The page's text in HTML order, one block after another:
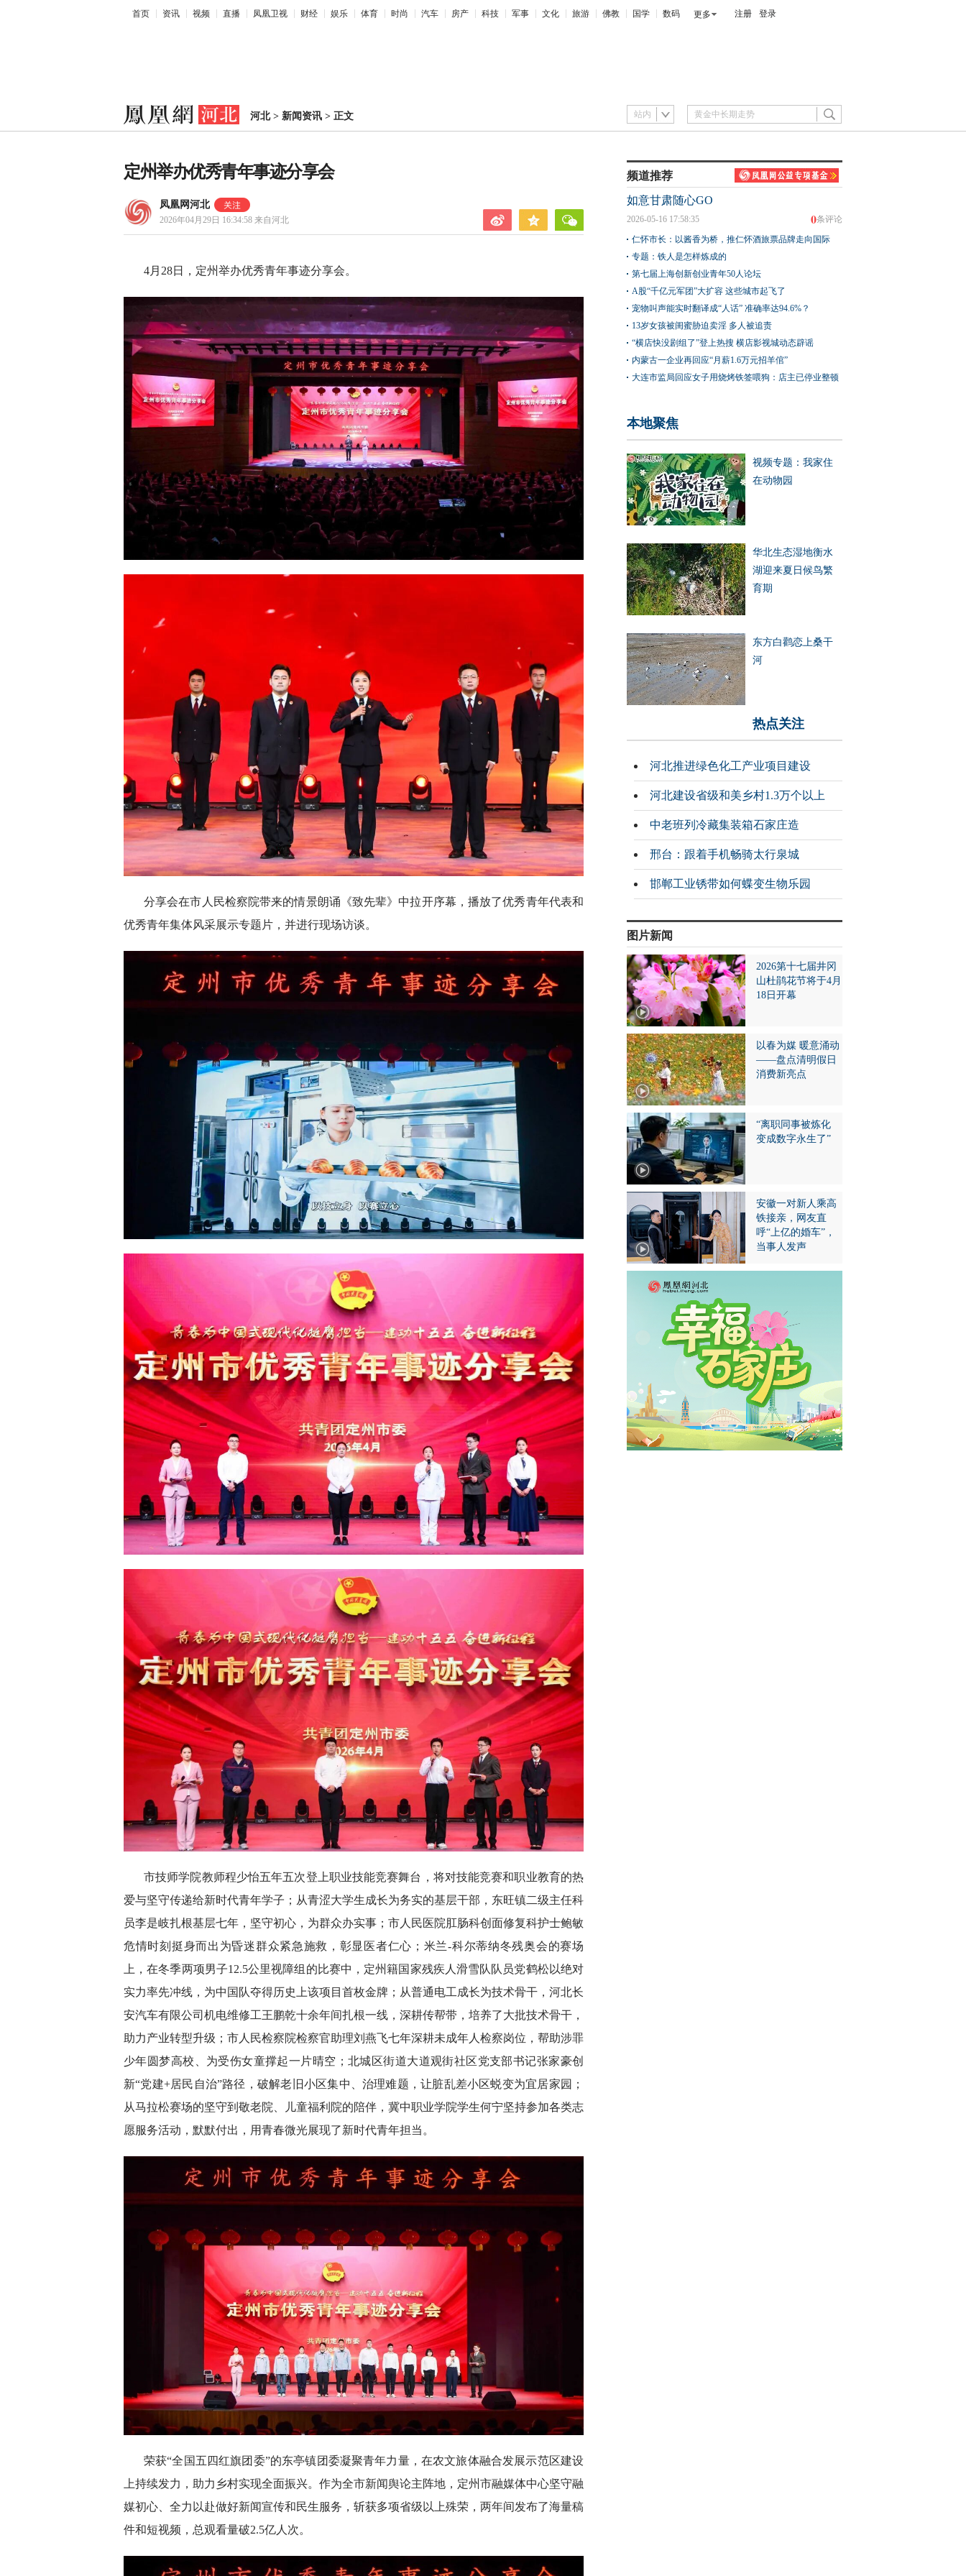
首页 资讯 视频 直播 凤凰卫视 财经 娱乐 体育 时尚 汽车 房产 科技 军事 文化 旅游 佛教 国学 数码 更多 注册 登录
河北> 新闻资讯 > 正文 站内
定州举办优秀青年事迹分享会
凤凰网河北
2026年04月29日 16:34:58 来自河北
4月28日，定州举办优秀青年事迹分享会。
分享会在市人民检察院带来的情景朗诵《致先辈》中拉开序幕，播放了优秀青年代表和
优秀青年集体风采展示专题片，并进行现场访谈。
市技师学院教师程少怡五年五次登上职业技能竞赛舞台，将对技能竞赛和职业教育的热
爱与坚守传递给新时代青年学子；从青涩大学生成长为务实的基层干部，东旺镇二级主任科
员李是岐扎根基层七年，坚守初心，为群众办实事；市人民医院肛肠科创面修复科护士鲍敏
危情时刻挺身而出为昏迷群众紧急施救，彰显医者仁心；米兰-科尔蒂纳冬残奥会的赛场
上，在冬季两项男子12.5公里视障组的比赛中，定州籍国家残疾人滑雪队队员党鹤松以绝对
实力率先冲线，为中国队夺得历史上该项目首枚金牌；从普通电工成长为技术骨干，河北长
安汽车有限公司机电维修工王鹏乾十余年间扎根一线，深耕传帮带，培养了大批技术骨干，
助力产业转型升级；市人民检察院检察官助理刘燕飞七年深耕未成年人检察岗位，帮助涉罪
少年圆梦高校、为受伤女童撑起一片晴空；北城区街道大道观街社区党支部书记张家豪创
新“党建+居民自治”路径，破解老旧小区集中、治理难题，让脏乱差小区蜕变为宜居家园；
从马拉松赛场的坚守到敬老院、儿童福利院的陪伴，冀中职业学院学生何宁坚持参加各类志
愿服务活动，默默付出，用青春微光展现了新时代青年担当。
荣获“全国五四红旗团委”的东亭镇团委凝聚青年力量，在农文旅体融合发展示范区建设
上持续发力，助力乡村实现全面振兴。作为全市新闻舆论主阵地，定州市融媒体中心坚守融
媒初心、全力以赴做好新闻宣传和民生服务，斩获多项省级以上殊荣，两年间发布了海量稿
件和短视频，总观看量破2.5亿人次。
频道推荐
如意甘肃随心GO
0条评论
2026-05-16 17:58:35
仁怀市长：以酱香为桥，推仁怀酒旅票品牌走向国际
专题：铁人是怎样炼成的
第七届上海创新创业青年50人论坛
A股“千亿元军团”大扩容 这些城市起飞了
宠物叫声能实时翻译成“人话” 准确率达94.6%？
13岁女孩被闺蜜胁迫卖淫 多人被追责
“横店快没剧组了”登上热搜 横店影视城动态辟谣
内蒙古一企业再回应“月薪1.6万元招羊倌”
大连市监局回应女子用烧烤铁签喂狗：店主已停业整顿
本地聚焦
视频专题：我家住
在动物园
华北生态湿地衡水
湖迎来夏日候鸟繁
育期
东方白鹳恋上桑干
河
热点关注
河北推进绿色化工产业项目建设
河北建设省级和美乡村1.3万个以上
中老班列冷藏集装箱石家庄造
邢台：跟着手机畅骑太行泉城
邯郸工业锈带如何蝶变生物乐园
图片新闻
2026第十七届井冈
山杜鹃花节将于4月
18日开幕
以春为媒 暖意涌动
——盘点清明假日
消费新亮点
“离职同事被炼化
变成数字永生了”
安徽一对新人乘高
铁接亲，网友直
呼“上亿的婚车”，
当事人发声